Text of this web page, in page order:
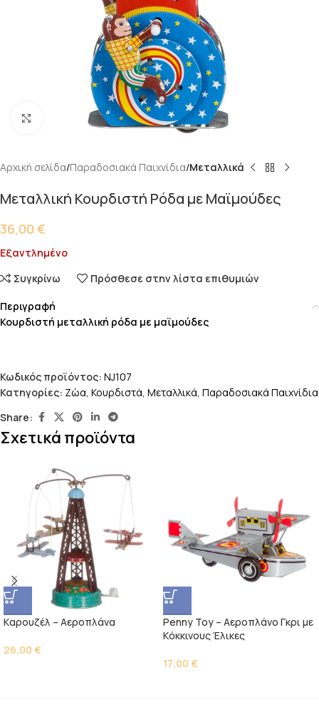
Κάντε κλικ για μεγέθυνση
Αρχική σελίδα Παραδοσιακά Παιχνίδια Μεταλλικά
Μεταλλική Κουρδιστή Ρόδα με Μαϊμούδες
36,00 €
Εξαντλημένο
Συγκρίνω
Πρόσθεσε στην λίστα επιθυμιών
Περιγραφή
Κουρδιστή μεταλλική ρόδα με μαϊμούδες
Κωδικός προϊόντος: NJ107
Κατηγορίες: Ζώα, Κουρδιστά, Μεταλλικά, Παραδοσιακά Παιχνίδια
Share:
Σχετικά προϊόντα
Kαρουζέλ – Αεροπλάνα
26,00 €
Penny Toy – Αεροπλάνο Γκρι με
Kόκκινους Έλικες
17,00 €